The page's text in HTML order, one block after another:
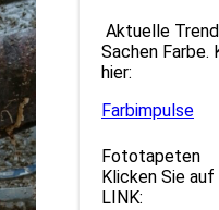
Aktuelle
Sachen Farbe.
hier:
Farbimpulse
Klicken Sie
LINK: